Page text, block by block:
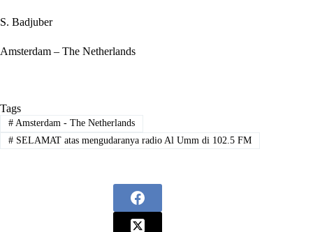
S. Badjuber
Amsterdam – The Netherlands
Tags
#Amsterdam - The Netherlands
#SELAMAT atas mengudaranya radio Al Umm di 102.5 FM